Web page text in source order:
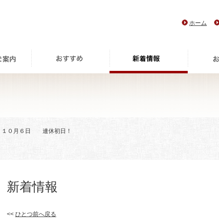
ホーム
０月６日 連休初日！
新着情報
<< ひとつ前へ戻る